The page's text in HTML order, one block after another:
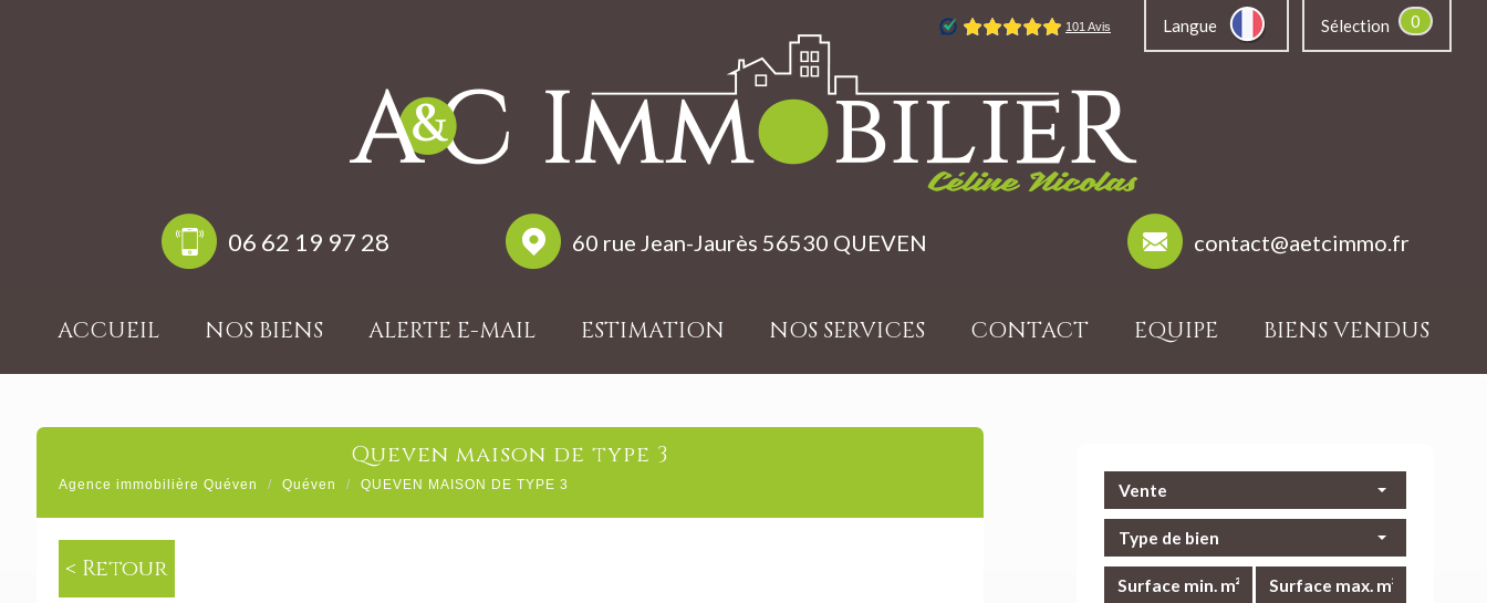
Langue Sélection 0
06 62 19 97 28 contact@aetcimmo.fr
60 rue Jean-Jaurès 56530 QUEVEN
ACCUEIL NOS BIENS ALERTE E-MAIL ESTIMATION NOS SERVICES CONTACT EQUIPE BIENS VENDUS
Vente
Type de bien
queven maison de type 3
Agence immobilière Quéven Quéven QUEVEN MAISON DE TYPE 3
< Retour